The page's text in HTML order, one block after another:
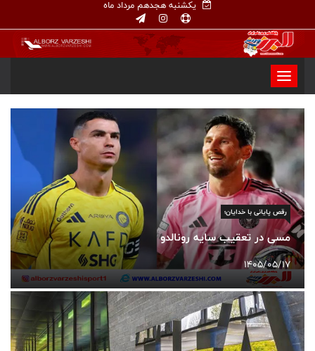
یکشنبه هجدهم مرداد ماه
رقص پایانی با خدایان؛
مسی در تعقیب سایه رونالدو
1405/05/17